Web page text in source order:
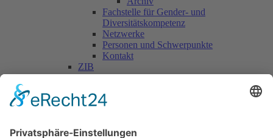
Fachstelle für Gender- und
Diversitätskompetenz
Netzwerke
Personen und Schwerpunkte
Kontakt
ZIB
Päd. Praktische Studien
Personen
Nationale Kooperationen